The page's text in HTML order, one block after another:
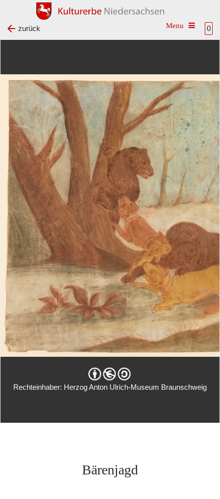
0
Toggle
zurück
Rechteinhaber: Herzog Anton Ulrich-Museum Braunschweig
Bärenjagd